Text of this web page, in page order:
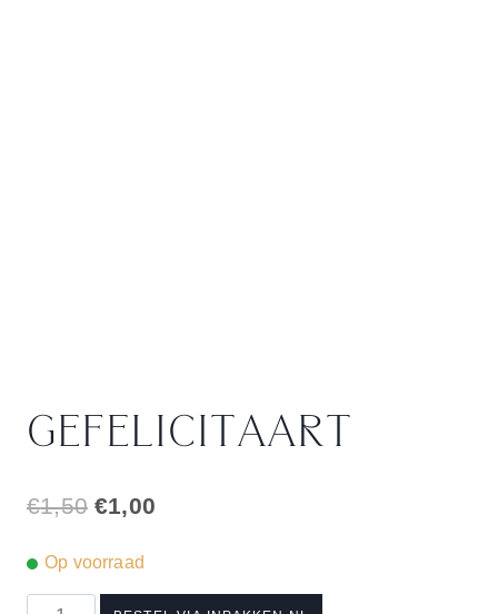
GEFELICITAART
€1,50 Oorspronkelijke
€1,00Huidige
Op voorraad
Gefelicitaart